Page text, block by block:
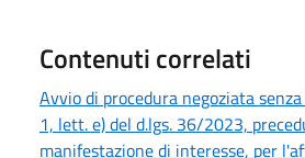
Contenuti correlati
Avvio di procedura negoziata
1, lett. e) del d.lgs. 36/2023,
manifestazione di interesse, per